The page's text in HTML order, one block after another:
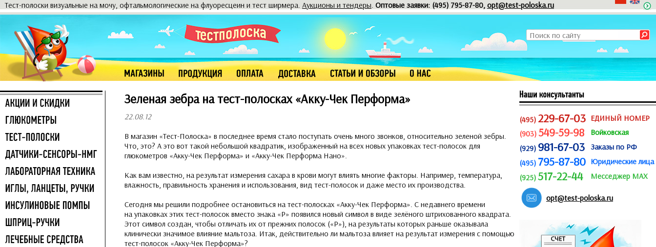
Тест-полоски визуальные на мочу, офтальмологические на флуоресцеин и тест ширмера. Аукционы и тендеры. Оптовые заявки: (495) 795-87-80, opt@test-poloska.ru
Зеленая зебра на тест-полосках «Акку-Чек Перформа»
22.08.12
В магазин «Тест-Полоска» в последнее время стало поступать очень много звонков, относительно зеленой зебры.
Что, это? А это вот такой небольшой квадратик, изображенный на всех новых упаковках тест-полосок для
глюкометров «Акку-Чек Перформа» и «Акку-Чек Перформа Нано».
Как вам известно, на результат измерения сахара в крови могут влиять многие факторы. Например, температура,
влажность, правильность хранения и использования, вид тест-полосок и даже место их производства.
Сегодня мы решили подробнее остановиться на тест-полосках «Акку-Чек Перформа». С недавнего времени
на упаковках этих тест-полосок вместо знака «P» появился новый символ в виде зелёного штрихованного квадрата.
Этот символ создан, чтобы отличать их от прежних полосок («P»), на результаты которых раньше оказывала
клинически значимое влияние мальтоза. Итак, действительно ли мальтоза влияет на результат измерения с помощью
тест-полосок «Акку-Чек Перформа»?
(495) 229-67-03 ЕДИНЫЙ НОМЕР
(903) 549-59-98
Войковская
(929) 981-67-03 Заказы по РФ
(495) 795-87-80 Юридические лица
(925) 517-22-44 Месседжер MAX
opt@test-poloska.ru